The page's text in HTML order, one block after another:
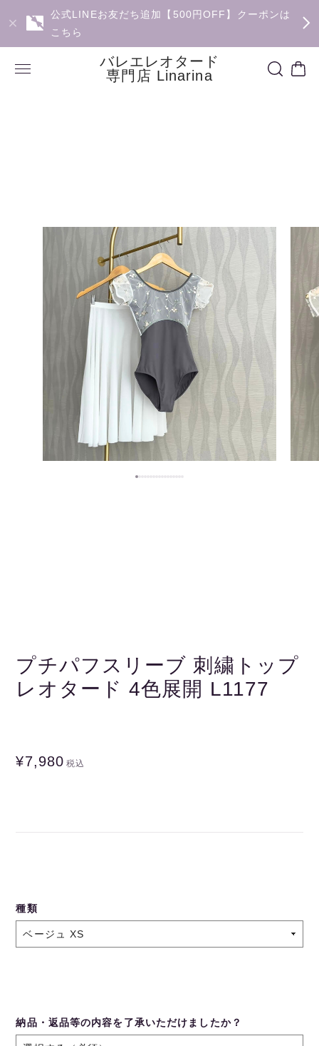
公式LINEお友だち追加【500円OFF】クーポンは
こちら
バレエレオタード
専門店 Linarina
プチパフスリーブ 刺繍トップ
レオタード 4色展開 L1177
¥7,980 税込
種類
納品・返品等の内容を了承いただけましたか？